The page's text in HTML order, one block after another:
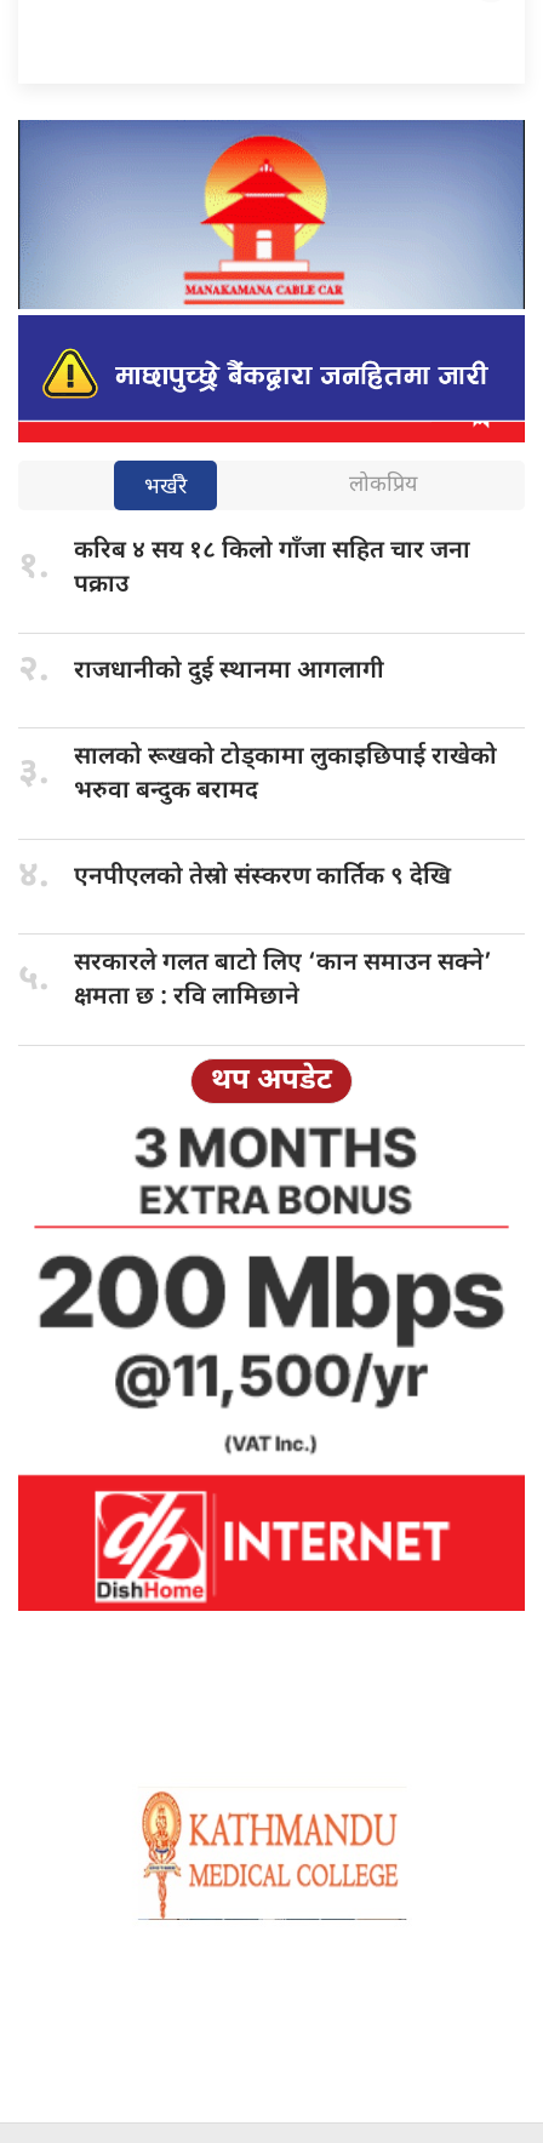
भर्खरै लोकप्रिय
१. करिब ४ सय १८ किलो गाँजा सहित चार जना
पक्राउ
२. राजधानीको दुईस्थानमा आगलागी
३. सालको रूखकोटोड्कामा लुकाइछिपाई राखेको
भरुवा बन्दुक बरामद
४. एनपीएलको तेस्रोसंस्करण कार्तिक ९ देखि
५. सरकारले गलतबाटो लिए ‘कान समाउन सक्ने’
क्षमता छ : रवि लामिछाने
थप अपडेट